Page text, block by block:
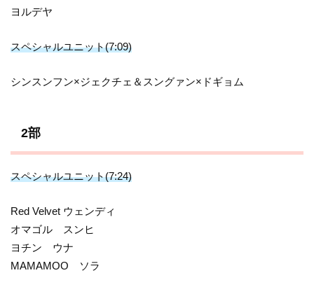
ヨルデヤ
スペシャルユニット(7:09)
シンスンフン×ジェクチェ＆スングァン×ドギョム
2部
スペシャルユニット(7:24)
Red Velvet ウェンディ
オマゴル スンヒ
ヨチン ウナ
MAMAMOO ソラ